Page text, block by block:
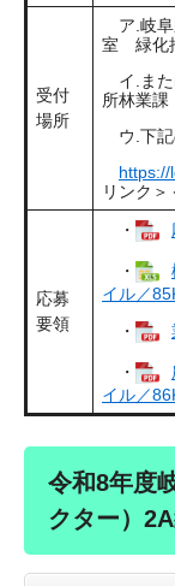
受付
場所
ア.岐
室 緑化
イ.また
所林業課
ウ.下記
リンク＞
応募
要領
・
・
イル／
・
・
イル／
令和8年度
クター）